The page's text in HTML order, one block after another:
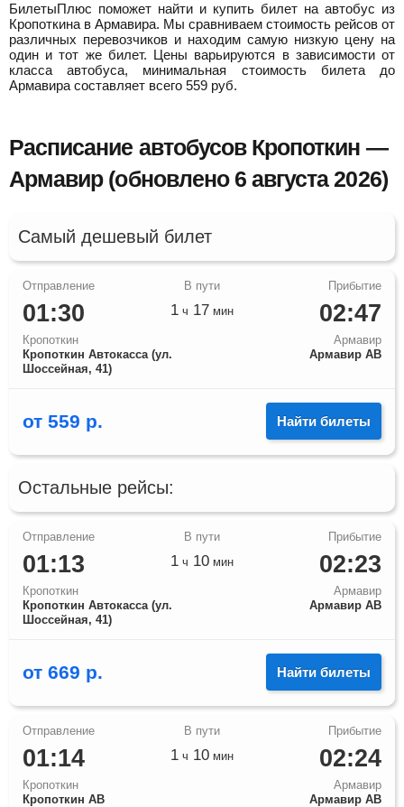
БилетыПлюс поможет найти и купить билет на автобус из
Кропоткина в Армавира. Мы сравниваем стоимость рейсов от
различных перевозчиков и находим самую низкую цену на
один и тот же билет. Цены варьируются в зависимости от
класса автобуса, минимальная стоимость билета до
Армавира составляет всего 559 руб.
Расписание автобусов Кропоткин —
Армавир (обновлено 6 августа 2026)
Самый дешевый билет
01:30
Кропоткин
Кропоткин Автокасса (ул.
Шоссейная, 41)
02:47
Армавир
Армавир АВ
1 ч 17 мин
от 559 р. Найти билеты
Остальные рейсы:
01:13
Кропоткин
Кропоткин Автокасса (ул.
Шоссейная, 41)
02:23
Армавир
Армавир АВ
1 ч 10 мин
от 669 р. Найти билеты
01:14
Кропоткин
Кропоткин АВ
02:24
Армавир
Армавир АВ
1 ч 10 мин